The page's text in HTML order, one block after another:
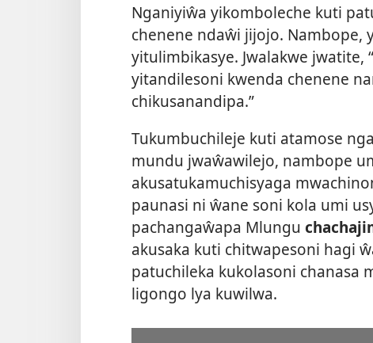
Nganiyiŵa yikomboleche kuti
chenene ndaŵi jijojo. Nambope,
yitulimbikasye. Jwalakwe
yitandilesoni kwenda chenene
chikusanandipa.”
Tukumbuchileje kuti atamose
mundu jwaŵawilejo, nambope
akusatukamuchisyaga
paunasi ni ŵane soni kola umi
pachangaŵapa Mlungu
akusaka kuti chitwapesoni hagi
patuchileka kukolasoni chanasa
ligongo lya kuwilwa.